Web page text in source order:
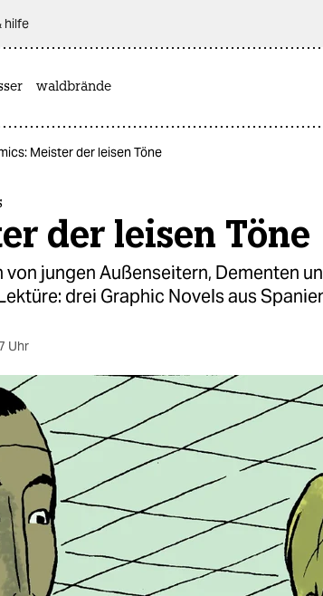
hilfe
waldbrände
Meister der leisen Töne
der leisen Töne
von jungen Außenseitern, Dementen
drei Graphic Novels aus
Uhr